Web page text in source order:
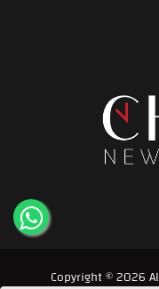
Copyright © 2026